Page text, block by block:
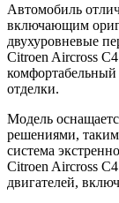
Автомобиль
включающим
двухуровневые
Citroen Aircross
комфортабельный
отделки.
Модель
решениями,
система
Citroen Aircross
двигателей,